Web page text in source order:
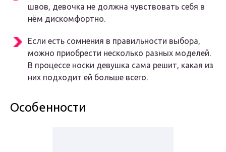
швов, девочка не должна чувствовать себя в
нём дискомфортно.
Если есть сомнения в правильности выбора,
можно приобрести несколько разных моделей.
В процессе носки девушка сама решит, какая из
них подходит ей больше всего.
Особенности